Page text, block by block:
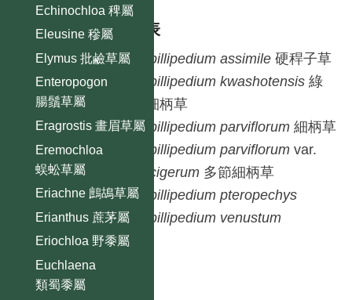
Echinochloa 稗屬
Eleusine 穇屬
Elymus 批鹼草屬
Enteropogon
腸鬚草屬
Eragrostis 畫眉草屬
Eremochloa
蜈蚣草屬
Eriachne 鷓鴣草屬
Erianthus 蔗茅屬
Eriochloa 野黍屬
Euchlaena
類蜀黍屬
種列表
Capillipedium assimile 硬稈子草
Capillipedium kwashotensis 綠
島細柄草
Capillipedium parviflorum 細柄草
Capillipedium parviflorumvar.
spicigerum 多節細柄草
Capillipedium pteropechys
Capillipedium venustum